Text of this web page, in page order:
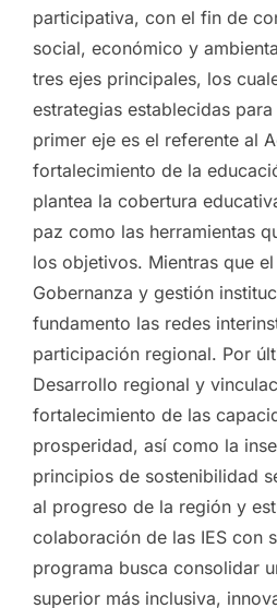
participativa, con el fin de
social, económico y
tres ejes principales, los
estrategias establecidas
primer eje es el referente al
fortalecimiento de la
plantea la cobertura
paz como las herramientas
los objetivos. Mientras que
Gobernanza y gestión
fundamento las redes
participación regional. Por
Desarrollo regional y
fortalecimiento de las
prosperidad, así como la
principios de sostenibilidad
al progreso de la región y
colaboración de las IES con
programa busca consolidar
superior más inclusiva,